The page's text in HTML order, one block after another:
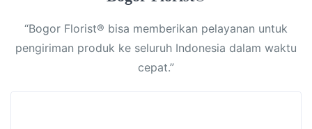
“Bogor Florist® bisa memberikan pelayanan untuk
pengiriman produk ke seluruh Indonesia dalam waktu
cepat.”